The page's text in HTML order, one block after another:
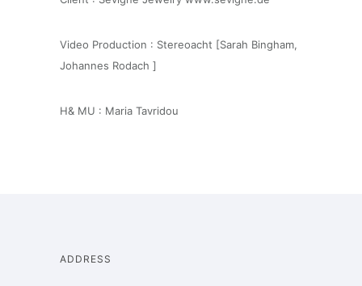
Video Production : Stereoacht [Sarah Bingham,
Johannes Rodach ]
H& MU : Maria Tavridou
ADDRESS